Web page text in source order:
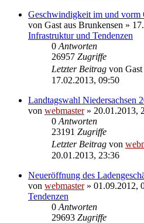
Geschwindigkeit im und vorm
von Gast aus Brunkensen »
Infrastruktur und Tendenzen
0 Antworten
26957 Zugriffe
Letzter Beitrag von
17.02.2013, 09:50
Landtagswahl Niedersachsen
von webmaster» 20.01.2013,
0 Antworten
23191 Zugriffe
Letzter Beitrag von
20.01.2013, 23:36
Neueröffnung des
von webmaster» 01.09.2012,
Tendenzen
0 Antworten
29693 Zugriffe